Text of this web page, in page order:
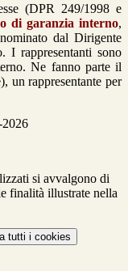
(DPR 249/1998 e
di garanzia interno,
dal Dirigente
I rappresentanti sono
Ne fanno parte il
un rappresentante per
si avvalgono di
finalità illustrate nella
tutti i cookies